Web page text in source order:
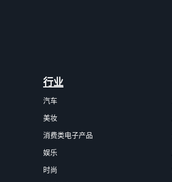
行业
汽车
美妆
消费类电子产品
娱乐
时尚